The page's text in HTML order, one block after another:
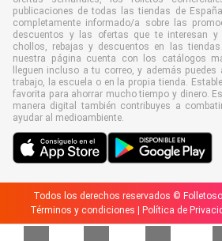
publicaciones de todas las tiendas de
completamente informado/a sobre las
descuentos y las ofertas que te interesan y
chollos, rebajas y descuentos en las
nuestra página cuenta con los catálogos
lleguen incluso a tu correo, y además
trabajo, la escuela o en la propia tienda.
favorita para ahorrar mucho tiempo y dinero.
manera digital también contribuyes a
ayudar al medioambiente.
Todos los derechos reservados ©
Términos y condiciones
Política de